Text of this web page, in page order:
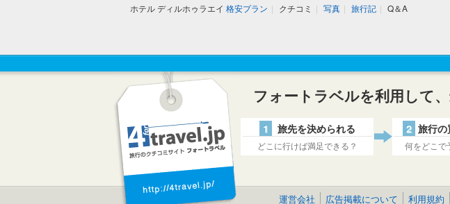
ホテル ディルホゥラエイ 格安プラン | クチコミ | 写真 | 旅行記 | Q＆A
フォートラベルを利用して
1 旅先を決められる
どこに行けば満足できる？
2 旅行の
何をどこで
運営会社 広告掲載について 利用規約